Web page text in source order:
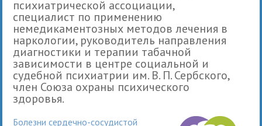
психиатрической ассоциации,
специалист по применению
немедикаментозных методов лечения в
наркологии, руководитель направления
диагностики и терапии табачной
зависимости в центре социальной и
судебной психиатрии им. В. П. Сербского,
член Союза охраны психического
здоровья.
Болезни сердечно-сосудистой